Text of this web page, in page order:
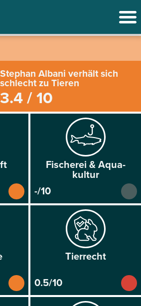
Stephan Albani verhält sich
schlecht zu Tieren
3.4 / 10
Fischerei & Aqua­
kultur
-/10
Tier­recht
0.5/10